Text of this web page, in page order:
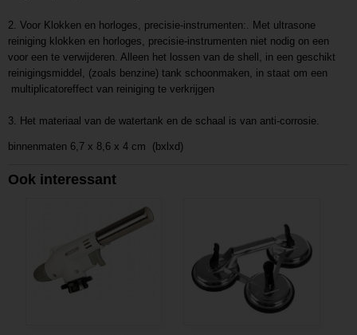
2. Voor Klokken en horloges, precisie-instrumenten:. Met ultrasone
reiniging klokken en horloges, precisie-instrumenten niet nodig on een
voor een te verwijderen. Alleen het lossen van de shell, in een geschikt
reinigingsmiddel, (zoals benzine) tank schoonmaken, in staat om een
multiplicatoreffect van reiniging te verkrijgen
3. Het materiaal van de watertank en de schaal is van anti-corrosie.
binnenmaten 6,7 x 8,6 x 4 cm (bxlxd)
Ook interessant